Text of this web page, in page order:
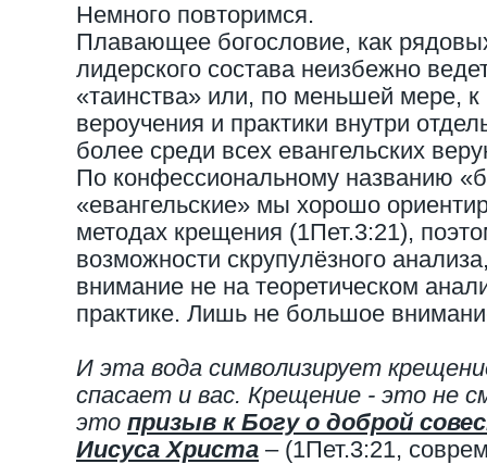
Немного повторимся.
Плавающее богословие, как
лидерского состава неизбежно
«таинства» или, по меньшей мере, к
вероучения и практики внутри
более среди всех евангельских
По конфессиональному названию
«евангельские» мы хорошо
методах крещения (1Пет.3:21),
возможности скрупулёзного
внимание не на теоретическом
практике. Лишь не большое
И эта вода символизирует
спасает и вас. Крещение - это не
это призыв к Богу о доброй
Иисуса Христа – (1Пет.3:21,